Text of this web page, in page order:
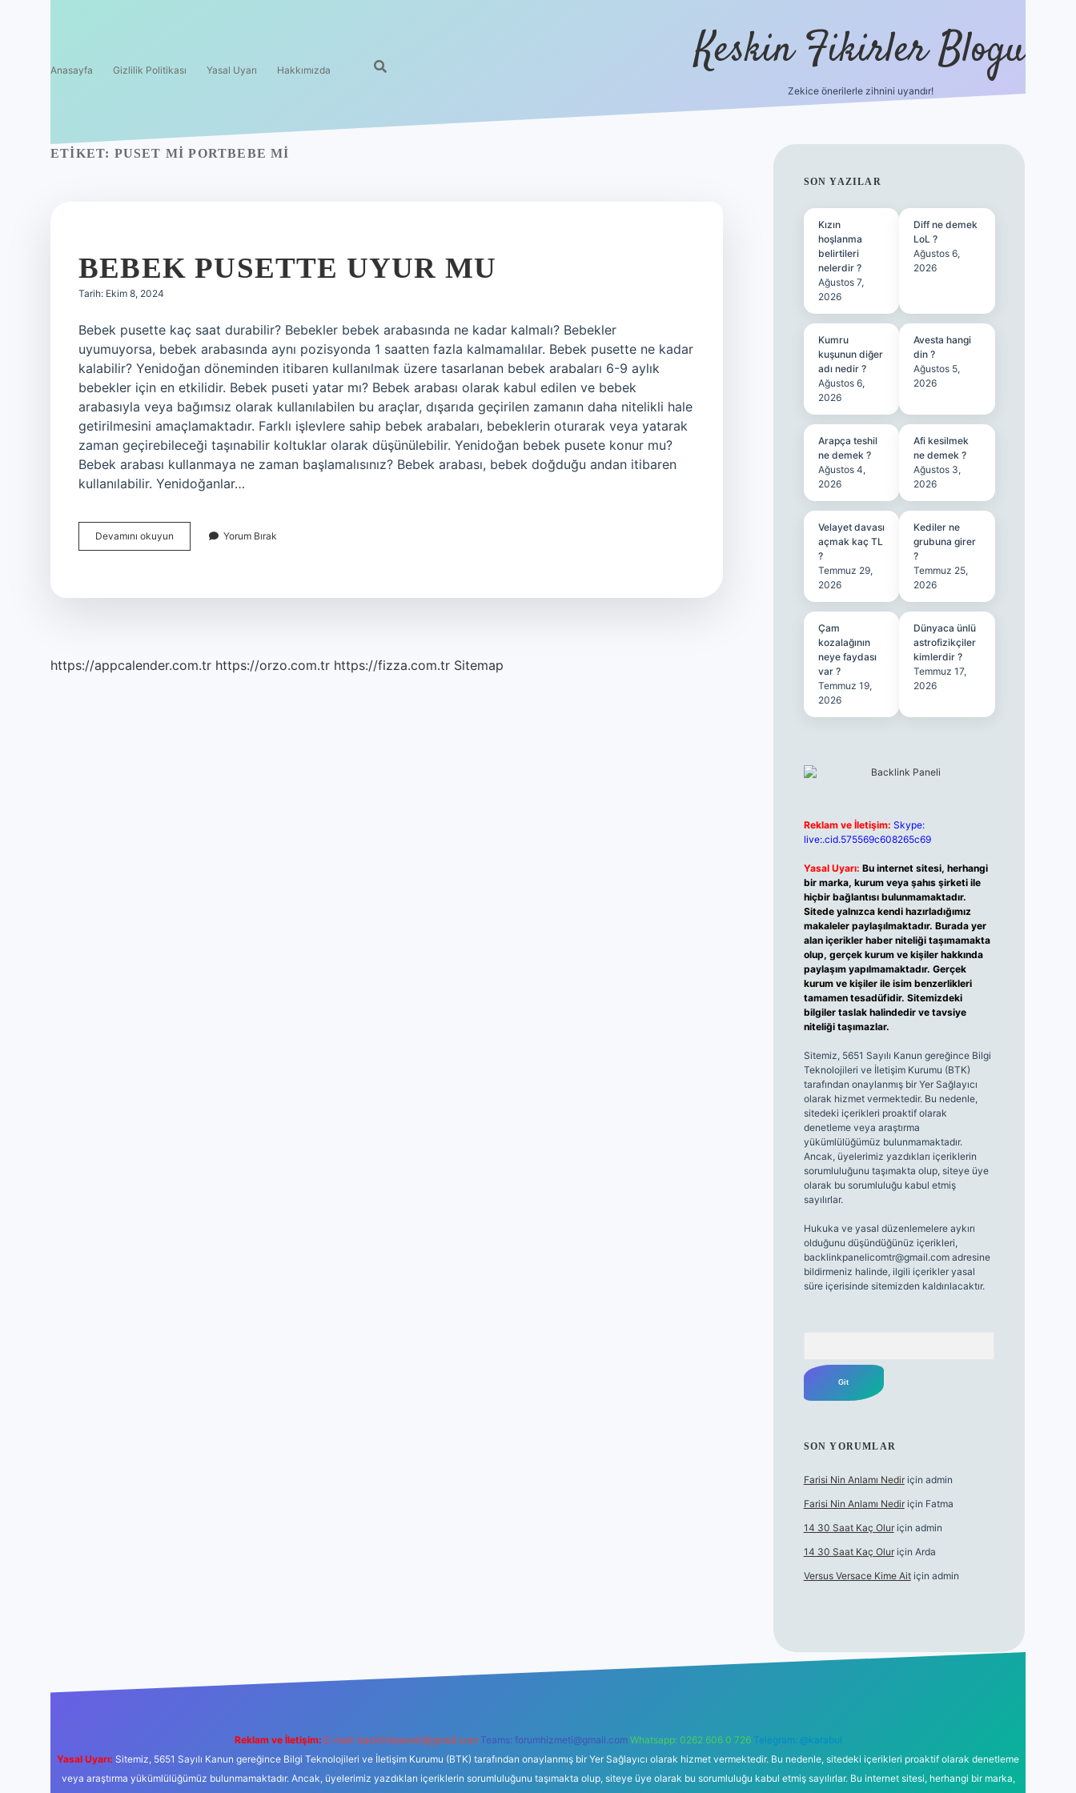
Anasayfa Gizlilik Politikası Yasal Uyarı Hakkımızda Keskin Fikirler Blogu
Zekice önerilerle zihnini uyandır!
ETIKET: PUSET MI PORTBEBE MI
BEBEK PUSETTE UYUR MU
Tarih: Ekim 8, 2024
Bebek pusette kaç saat durabilir? Bebekler bebek arabasında ne kadar kalmalı? Bebekler
uyumuyorsa, bebek arabasında aynı pozisyonda 1 saatten fazla kalmamalılar. Bebek pusette ne kadar
kalabilir? Yenidoğan döneminden itibaren kullanılmak üzere tasarlanan bebek arabaları 6-9 aylık
bebekler için en etkilidir. Bebek puseti yatar mı? Bebek arabası olarak kabul edilen ve bebek
arabasıyla veya bağımsız olarak kullanılabilen bu araçlar, dışarıda geçirilen zamanın daha nitelikli hale
getirilmesini amaçlamaktadır. Farklı işlevlere sahip bebek arabaları, bebeklerin oturarak veya yatarak
zaman geçirebileceği taşınabilir koltuklar olarak düşünülebilir. Yenidoğan bebek pusete konur mu?
Bebek arabası kullanmaya ne zaman başlamalısınız? Bebek arabası, bebek doğduğu andan itibaren
kullanılabilir. Yenidoğanlar…
Devamını okuyun
Pusette
Yorum Bırak
https://appcalender.com.tr https://orzo.com.tr https://fizza.com.tr Sitemap
SIDEBAR
SON YAZILAR
Kızın
hoşlanma
belirtileri
nelerdir ?
Ağustos 7,
2026
Diff ne demek
LoL ?
Ağustos 6,
2026
Kumru
kuşunun diğer
adı nedir ?
Ağustos 6,
2026
Avesta hangi
din ?
Ağustos 5,
2026
Arapça teshil
ne demek ?
Ağustos 4,
2026
Afi kesilmek
ne demek ?
Ağustos 3,
2026
Velayet davası
açmak kaç TL
?
Temmuz 29,
2026
Kediler ne
grubuna girer
?
Temmuz 25,
2026
Çam
kozalağının
neye faydası
var ?
Temmuz 19,
2026
Dünyaca ünlü
astrofizikçiler
kimlerdir ?
Temmuz 17,
2026
Reklam ve İletişim: Skype:
live:.cid.575569c608265c69
Yasal Uyarı: Bu internet sitesi, herhangi
bir marka, kurum veya şahıs şirketi ile
hiçbir bağlantısı bulunmamaktadır.
Sitede yalnızca kendi hazırladığımız
makaleler paylaşılmaktadır. Burada yer
alan içerikler haber niteliği taşımamakta
olup, gerçek kurum ve kişiler hakkında
paylaşım yapılmamaktadır. Gerçek
kurum ve kişiler ile isim benzerlikleri
tamamen tesadüfidir. Sitemizdeki
bilgiler taslak halindedir ve tavsiye
niteliği taşımazlar.
Sitemiz, 5651 Sayılı Kanun gereğince Bilgi
Teknolojileri ve İletişim Kurumu (BTK)
tarafından onaylanmış bir Yer Sağlayıcı
olarak hizmet vermektedir. Bu nedenle,
sitedeki içerikleri proaktif olarak
denetleme veya araştırma
yükümlülüğümüz bulunmamaktadır.
Ancak, üyelerimiz yazdıkları içeriklerin
sorumluluğunu taşımakta olup, siteye üye
olarak bu sorumluluğu kabul etmiş
sayılırlar.
Hukuka ve yasal düzenlemelere aykırı
olduğunu düşündüğünüz içerikleri,
backlinkpanelicomtr@gmail.comadresine
bildirmeniz halinde, ilgili içerikler yasal
süre içerisinde sitemizden kaldırılacaktır.
SON YORUMLAR
Farisi Nin Anlamı Nediriçin admin
Farisi Nin Anlamı Nediriçin Fatma
14 30 Saat Kaç Oluriçin admin
14 30 Saat Kaç Oluriçin Arda
Versus Versace Kime Aitiçin admin
vdcasinogir.net
Reklam ve İletişim: E-mail: backlinkpaneli@gmail.com Teams: forumhizmeti@gmail.com Whatsapp: 0262 606 0 726 Telegram: @karabul
Yasal Uyarı: Sitemiz, 5651 Sayılı Kanun gereğince Bilgi Teknolojileri ve İletişim Kurumu (BTK) tarafından onaylanmış bir Yer Sağlayıcı olarak hizmet vermektedir. Bu nedenle, sitedeki içerikleri proaktif olarak denetleme
veya araştırma yükümlülüğümüz bulunmamaktadır. Ancak, üyelerimiz yazdıkları içeriklerin sorumluluğunu taşımakta olup, siteye üye olarak bu sorumluluğu kabul etmiş sayılırlar. Bu internet sitesi, herhangi bir marka,